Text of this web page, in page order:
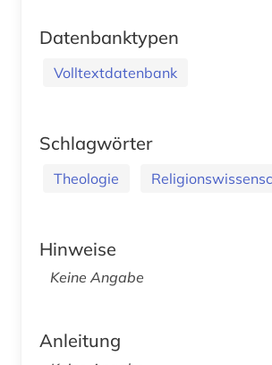
Datenbanktypen
Volltextdatenbank
Schlagwörter
Theologie
Hinweise
Keine Angabe
Anleitung